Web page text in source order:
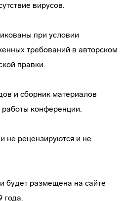
вирусов.
при условии
требований в авторском
правки.
и сборник материалов
конференции.
не рецензируются и не
будет размещена на сайте
года.